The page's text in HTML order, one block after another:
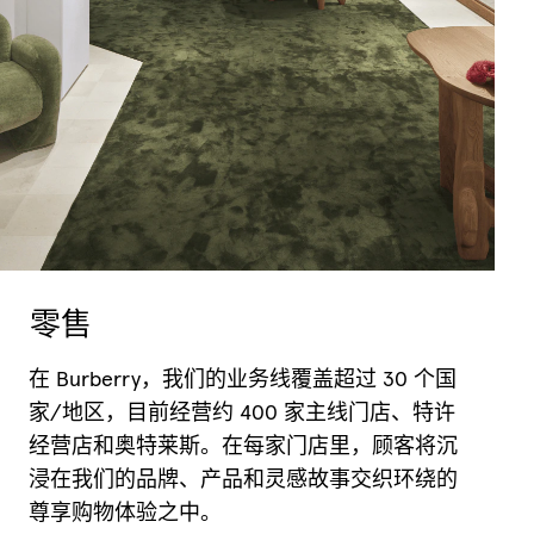
零售
在 Burberry，我们的业务线覆盖超过 30 个国
家/地区，目前经营约 400 家主线门店、特许
经营店和奥特莱斯。在每家门店里，顾客将沉
浸在我们的品牌、产品和灵感故事交织环绕的
尊享购物体验之中。